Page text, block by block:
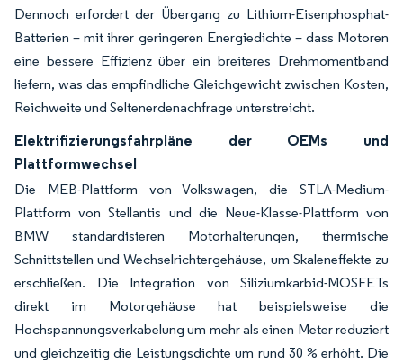
Dennoch erfordert der Übergang zu Lithium-Eisenphosphat-
Batterien – mit ihrer geringeren Energiedichte – dass Motoren
eine bessere Effizienz über ein breiteres Drehmomentband
liefern, was das empfindliche Gleichgewicht zwischen Kosten,
Reichweite und Seltenerdenachfrage unterstreicht.
Elektrifizierungsfahrpläne der OEMs und
Plattformwechsel
Die MEB-Plattform von Volkswagen, die STLA-Medium-
Plattform von Stellantis und die Neue-Klasse-Plattform von
BMW standardisieren Motorhalterungen, thermische
Schnittstellen und Wechselrichtergehäuse, um Skaleneffekte zu
erschließen. Die Integration von Siliziumkarbid-MOSFETs
direkt im Motorgehäuse hat beispielsweise die
Hochspannungsverkabelung um mehr als einen Meter reduziert
und gleichzeitig die Leistungsdichte um rund 30 % erhöht. Die